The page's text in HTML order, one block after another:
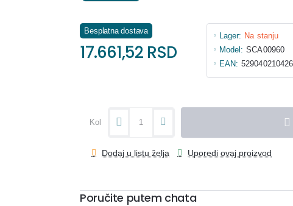
Besplatna dostava
17.661,52 RSD
Lager: Na stanju
Model: SCA00960
EAN:
Kol
Dodaj u listu želja Uporedi ovaj proizvod
Poručite putem chata